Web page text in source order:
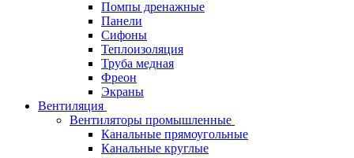
Помпы дренажные
Панели
Сифоны
Теплоизоляция
Труба медная
Фреон
Экраны
Вентиляция
Вентиляторы промышленные
Канальные прямоугольные
Канальные круглые